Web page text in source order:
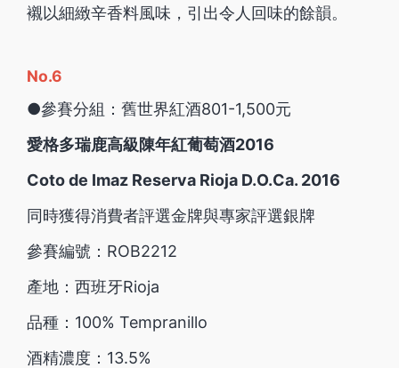
襯以細緻辛香料風味，引出令人回味的餘韻。
No.6
●參賽分組：舊世界紅酒801-1,500元
愛格多瑞鹿高級陳年紅葡萄酒2016
Coto de Imaz Reserva Rioja D.O.Ca. 2016
同時獲得消費者評選金牌與專家評選銀牌
參賽編號：ROB2212
產地：西班牙Rioja
品種：100% Tempranillo
酒精濃度：13.5%